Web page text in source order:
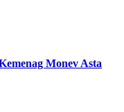
Monev Asta